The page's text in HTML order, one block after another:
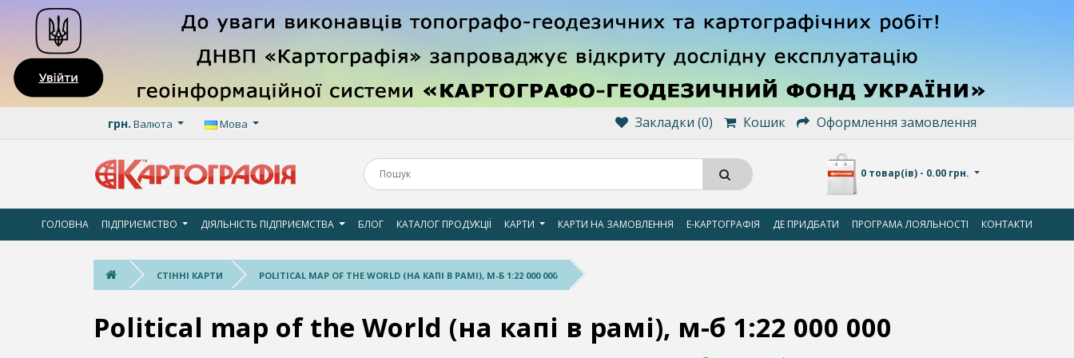
грн. Валюта Мова Закладки (0) Кошик Оформлення замовлення
0 товар(ів) - 0.00 грн.
ГОЛОВНА ПІДПРИЄМСТВО ДІЯЛЬНІСТЬ ПІДПРИЄМСТВА БЛОГ КАТАЛОГ ПРОДУКЦІЇ КАРТИ КАРТИ НА ЗАМОВЛЕННЯ Е-КАРТОГРАФІЯ ДЕ ПРИДБАТИ ПРОГРАМА ЛОЯЛЬНОСТІ КОНТАКТИ
СТІННІ КАРТИ POLITICAL MAP OF THE WORLD (НА КАПІ В РАМІ), М-Б 1:22 000 000
Political map of the World (на капі в рамі), м-б 1:22 000 000